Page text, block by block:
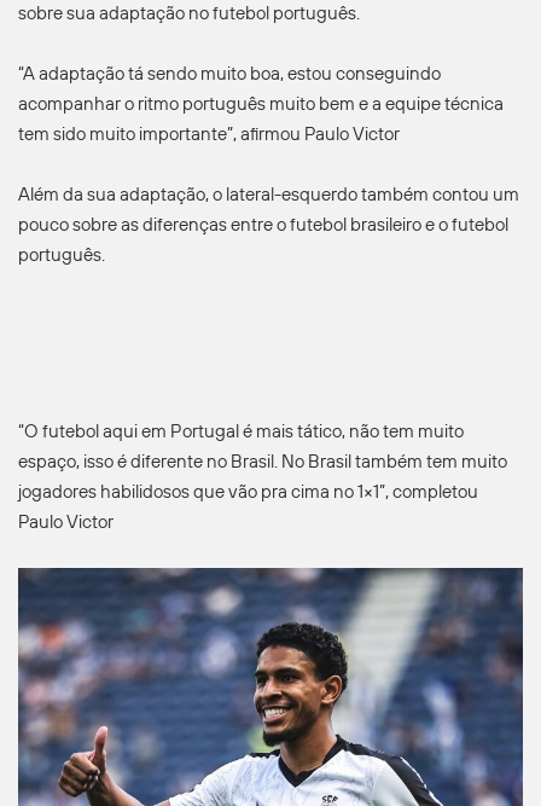
sobre sua adaptação no futebol português.
“A adaptação tá sendo muito boa, estou conseguindo
acompanhar o ritmo português muito bem e a equipe técnica
tem sido muito importante”, afirmou Paulo Victor
Além da sua adaptação, o lateral-esquerdo também contou um
pouco sobre as diferenças entre o futebol brasileiro e o futebol
português.
“O futebol aqui em Portugal é mais tático, não tem muito
espaço, isso é diferente no Brasil. No Brasil também tem muito
jogadores habilidosos que vão pra cima no 1×1”, completou
Paulo Victor